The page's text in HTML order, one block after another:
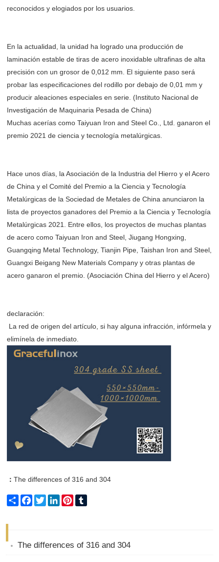
reconocidos y elogiados por los usuarios.
En la actualidad, la unidad ha logrado una producción de
laminación estable de tiras de acero inoxidable ultrafinas de alta
precisión con un grosor de 0,012 mm. El siguiente paso será
probar las especificaciones del rodillo por debajo de 0,01 mm y
producir aleaciones especiales en serie. (Instituto Nacional de
Investigación de Maquinaria Pesada de China)
Muchas acerías como Taiyuan Iron and Steel Co., Ltd. ganaron el
premio 2021 de ciencia y tecnología metalúrgicas.
Hace unos días, la Asociación de la Industria del Hierro y el Acero
de China y el Comité del Premio a la Ciencia y Tecnología
Metalúrgicas de la Sociedad de Metales de China anunciaron la
lista de proyectos ganadores del Premio a la Ciencia y Tecnología
Metalúrgicas 2021. Entre ellos, los proyectos de muchas plantas
de acero como Taiyuan Iron and Steel, Jiugang Hongxing,
Guangqing Metal Technology, Tianjin Pipe, Taishan Iron and Steel,
Guangxi Beigang New Materials Company y otras plantas de
acero ganaron el premio. (Asociación China del Hierro y el Acero)
declaración:
La red de origen del artículo, si hay alguna infracción, infórmela y
elimínela de inmediato.
：The differences of 316 and 304
ShareFacebookTwitterLinkedInPinterest
The differences of 316 and 304